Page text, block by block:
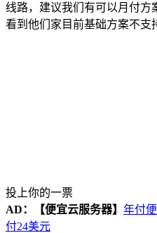
线路，建议我们有可以月付方
看到他们家目前基础方案不支
投上你的一票
AD：
【便宜云服务器】 年付
付24美元